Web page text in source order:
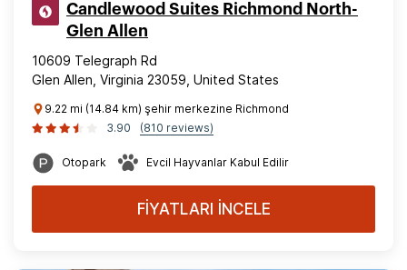
Candlewood Suites Richmond North-
Glen Allen
10609 Telegraph Rd
Glen Allen, Virginia 23059, United States
9.22 mi (14.84 km) şehir merkezine Richmond
3.90
(810 reviews)
Otopark Evcil Hayvanlar Kabul Edilir
FİYATLARI İNCELE